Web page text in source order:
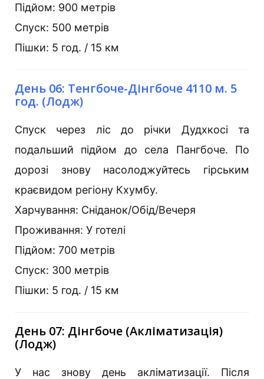
Підйом: 900 метрів
Спуск: 500 метрів
Пішки: 5 год. / 15 км
День 06: Тенгбоче-Дінгбоче 4110 м. 5
год. (Лодж)
Спуск через ліс до річки Дудхкосі та
подальший підйом до села Пангбоче. По
дорозі знову насолоджуйтесь гірським
краєвидом регіону Кхумбу.
Харчування: Сніданок/Обід/Вечеря
Проживання: У готелі
Підйом: 700 метрів
Спуск: 300 метрів
Пішки: 5 год. / 15 км
День 07: Дінгбоче (Акліматизація)
(Лодж)
У нас знову день акліматизації. Після